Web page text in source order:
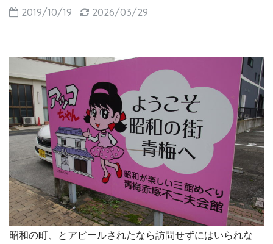
2019/10/19 2026/03/29
昭和の町、とアピールされたなら訪問せずにはいられな